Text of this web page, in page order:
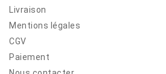
Livraison
Mentions légales
CGV
Paiement